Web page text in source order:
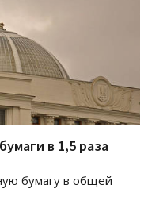
в 1,5 раза
бумагу в общей